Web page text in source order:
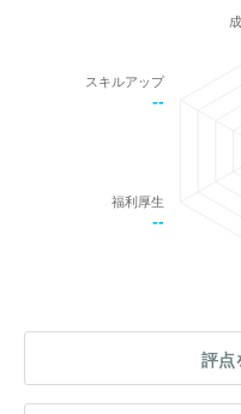
福利厚生
--
スキルアップ
--
評点